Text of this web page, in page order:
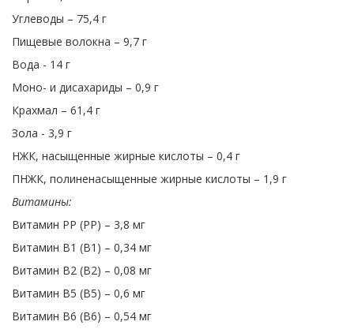
Углеводы – 75,4 г
Пищевые волокна – 9,7 г
Вода - 14 г
Моно- и дисахариды – 0,9 г
Крахмал – 61,4 г
Зола - 3,9 г
НЖК, насыщенные жирные кислоты – 0,4 г
ПНЖК, полиненасыщенные жирные кислоты – 1,9 г
Витамины:
Витамин PP (PP) – 3,8 мг
Витамин В1 (В1) – 0,34 мг
Витамин В2 (В2) – 0,08 мг
Витамин В5 (В5) – 0,6 мг
Витамин В6 (В6) – 0,54 мг